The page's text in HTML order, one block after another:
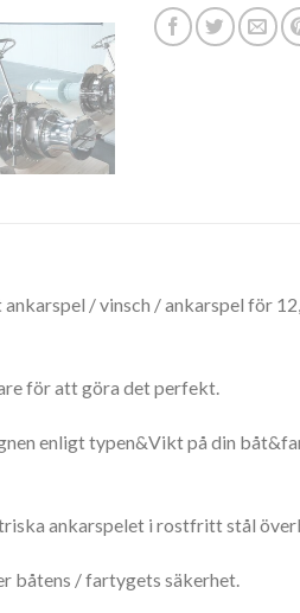
/ vinsch / ankarspel för
för att göra det perfekt.
enligt typen&Vikt på din
ankarspelet i rostfritt stål
båtens / fartygets säkerhet.